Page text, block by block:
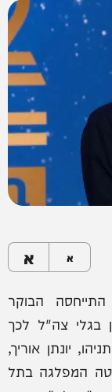
א א
הבוקר
בגלי צה"ל לכך
יונתן אוריך,
המפלגה בתל